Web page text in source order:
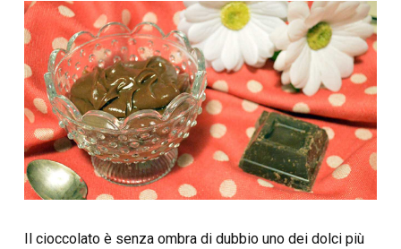
Il cioccolato è senza ombra di dubbio uno dei dolci più